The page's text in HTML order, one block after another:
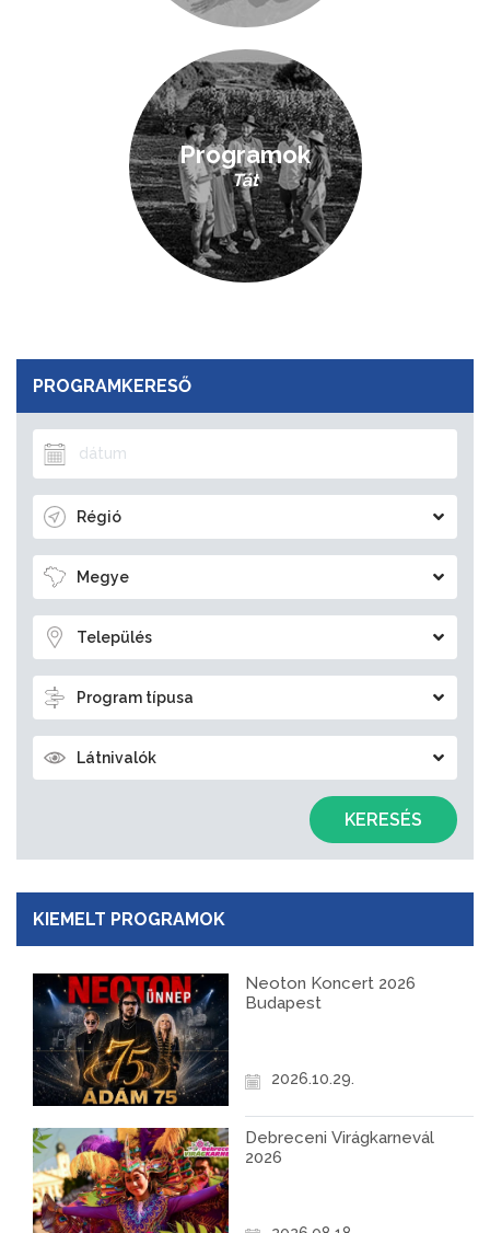
PROGRAMKERESŐ
Régió
Megye
Település
Program típusa
Látnivalók
KERESÉS
KIEMELT PROGRAMOK
Neoton Koncert 2026
Budapest
2026.10.29.
Debreceni Virágkarnevál
2026
Programok
Tát